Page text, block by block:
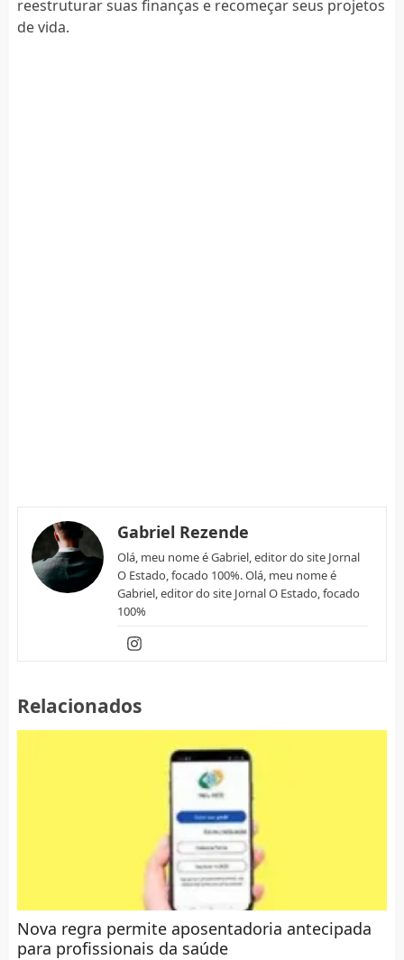
reestruturar suas finanças e recomeçar seus projetos
de vida.
Gabriel Rezende
Olá, meu nome é Gabriel, editor do site Jornal
O Estado, focado 100%. Olá, meu nome é
Gabriel, editor do site Jornal O Estado, focado
100%
Relacionados
Nova regra permite aposentadoria antecipada
para profissionais da saúde